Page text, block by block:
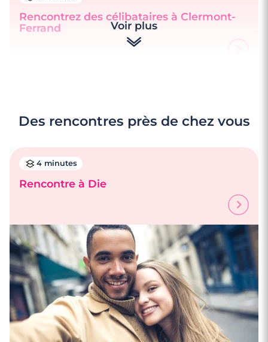
Rencontrez des célibataires à Clermont-
Ferrand
4 minutes
Rencontrez des célibataires à Asnières-
sur-Seine
Voir plus
Des rencontres près de chez vous
4 minutes
Rencontre à Die